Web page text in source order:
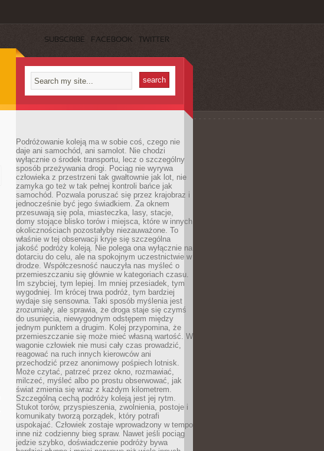
SUBSCRIBE FACEBOOK TWITTER
Podróżowanie koleją ma w sobie coś, czego nie
daje ani samochód, ani samolot. Nie chodzi
wyłącznie o środek transportu, lecz o szczególny
sposób przeżywania drogi. Pociąg nie wyrywa
człowieka z przestrzeni tak gwałtownie jak lot, nie
zamyka go też w tak pełnej kontroli bańce jak
samochód. Pozwala poruszać się przez krajobraz i
jednocześnie być jego świadkiem. Za oknem
przesuwają się pola, miasteczka, lasy, stacje,
domy stojące blisko torów i miejsca, które w innych
okolicznościach pozostałyby niezauważone. To
właśnie w tej obserwacji kryje się szczególna
jakość podróży koleją. Nie polega ona wyłącznie na
dotarciu do celu, ale na spokojnym uczestnictwie w
drodze. Współczesność nauczyła nas myśleć o
przemieszczaniu się głównie w kategoriach czasu.
Im szybciej, tym lepiej. Im mniej przesiadek, tym
wygodniej. Im krócej trwa podróż, tym bardziej
wydaje się sensowna. Taki sposób myślenia jest
zrozumiały, ale sprawia, że droga staje się czymś
do usunięcia, niewygodnym odstępem między
jednym punktem a drugim. Kolej przypomina, że
przemieszczanie się może mieć własną wartość. W
wagonie człowiek nie musi cały czas prowadzić,
reagować na ruch innych kierowców ani
przechodzić przez anonimowy pośpiech lotnisk.
Może czytać, patrzeć przez okno, rozmawiać,
milczeć, myśleć albo po prostu obserwować, jak
świat zmienia się wraz z każdym kilometrem.
Szczególną cechą podróży koleją jest jej rytm.
Stukot torów, przyspieszenia, zwolnienia, postoje i
komunikaty tworzą porządek, który potrafi
uspokajać. Człowiek zostaje wprowadzony w tempo
inne niż codzienny bieg spraw. Nawet jeśli pociąg
jedzie szybko, doświadczenie podróży bywa